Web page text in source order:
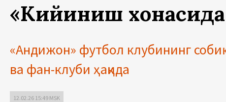
«Кийиниш хонасида
«Андижон» футбол клубининг
ва фан-клуби ҳақида
12.02.26 15:49 MSK